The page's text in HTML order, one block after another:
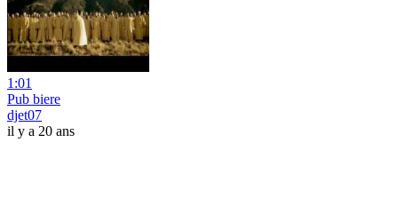
1:01
Pub biere
djet07
il y a 20 ans